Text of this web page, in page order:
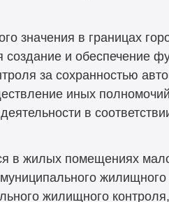
значения в границах
и обеспечение
за сохранностью
иных
в
в жилых помещениях
жилищного